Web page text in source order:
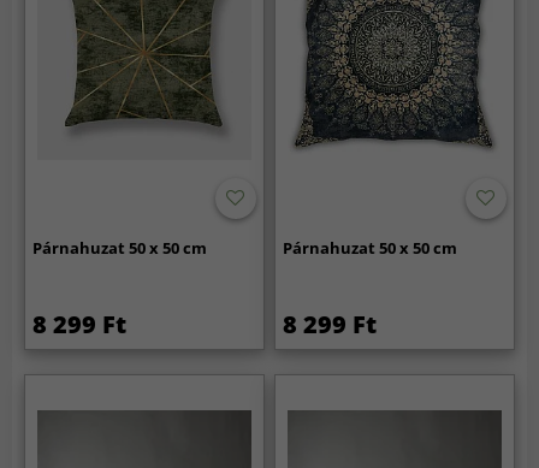
Párnahuzat 50 x 50 cm
8 299 Ft
Párnahuzat 50 x 50 cm
8 299 Ft